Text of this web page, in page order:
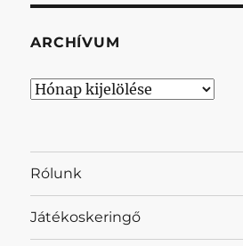
ARCHÍVUM
Archívum
Rólunk
Játékoskeringő